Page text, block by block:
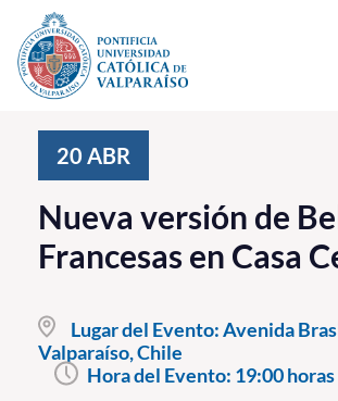
Click acá para ir directamente al contenido
Investigación, Creación e Innovación
PUCV Internacional
Vinculación con el Medio
Admisión
Pregrado
20 ABR
Nueva versión de
Francesas en Casa
Lugar del Evento:Avenida
Valparaíso, Chile
Hora del Evento: 19:00 horas